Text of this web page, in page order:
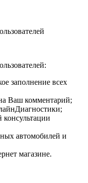
заполнение всех
Ваш комментарий;
автомобилей и
магазине.